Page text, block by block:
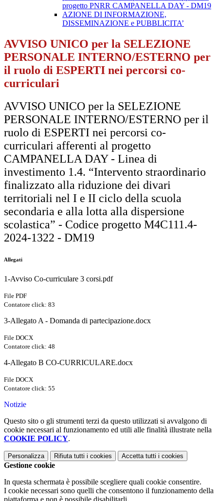
progetto PNRR CAMPANELLA DAY - DM19
AZIONE DI INFORMAZIONE,
DISSEMINAZIONE e PUBBLICITA’
AVVISO UNICO per la SELEZIONE
PERSONALE INTERNO/ESTERNO per
il ruolo di ESPERTI nei percorsi co-
curriculari
AVVISO UNICO per la SELEZIONE
PERSONALE INTERNO/ESTERNO per il
ruolo di ESPERTI nei percorsi co-
curriculari afferenti al progetto
CAMPANELLA DAY - Linea di
investimento 1.4. “Intervento straordinario
finalizzato alla riduzione dei divari
territoriali nel I e II ciclo della scuola
secondaria e alla lotta alla dispersione
scolastica” - Codice progetto M4C111.4-
2024-1322 - DM19
Allegati
1-Avviso Co-curriculare 3 corsi.pdf
File PDF
Contatore click: 83
3-Allegato A - Domanda di partecipazione.docx
File DOCX
Contatore click: 48
4-Allegato B CO-CURRICULARE.docx
File DOCX
Contatore click: 55
Notizie
Questo sito o gli strumenti terzi da questo utilizzati si avvalgono di
cookie necessari al funzionamento ed utili alle finalità illustrate nella
COOKIE POLICY.
Personalizza Rifiuta tutti i cookies Accetta tutti i cookies
Gestione cookie
In questa schermata è possibile scegliere quali cookie consentire.
I cookie necessari sono quelli che consentono il funzionamento della
piattaforma e non è possibile disabilitarli.